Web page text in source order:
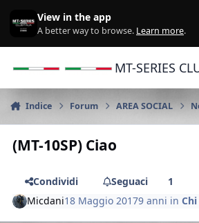
View in the app
A better way to browse. Learn more.
MT-SERIES
Indice Forum AREA SOCIAL
(MT-10SP) Ciao
Condividi Seguaci
1
Micdani18 Maggio 20179 anni in